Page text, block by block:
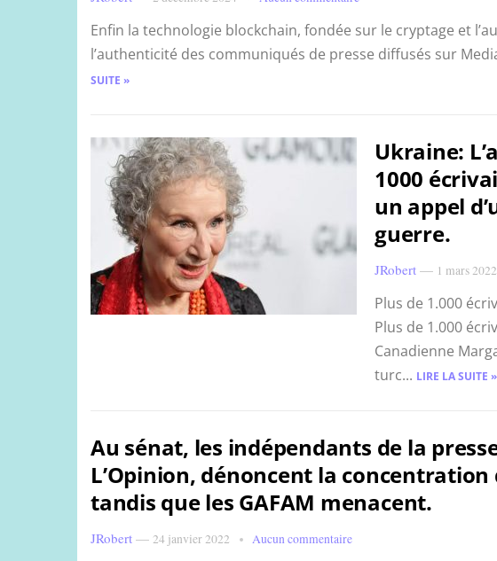
Enfin la technologie blockchain, fondée sur le cryptage et
l’authenticité des communiqués de presse diffusés sur
SUITE »
Ukraine:
1000
un appel
guerre.
JRobert — 1 mars 2022
Plus de 1.000
Plus de 1.000
Canadienne
turc... LIRE LA SUITE »
Au sénat, les indépendants de la
L’Opinion, dénoncent la concentration
tandis que les GAFAM menacent.
JRobert — 24 janvier 2022 Aucun commentaire